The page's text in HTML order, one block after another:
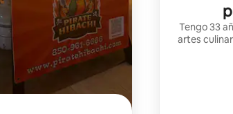
Tengo 33
artes